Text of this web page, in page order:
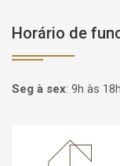
Horário de
Seg à sex: 9h às 18h
Página inicial